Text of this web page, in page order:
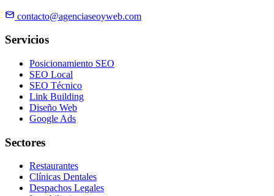
contacto@agenciaseoyweb.com
Servicios
Posicionamiento SEO
SEO Local
SEO Técnico
Link Building
Diseño Web
Google Ads
Sectores
Restaurantes
Clínicas Dentales
Despachos Legales